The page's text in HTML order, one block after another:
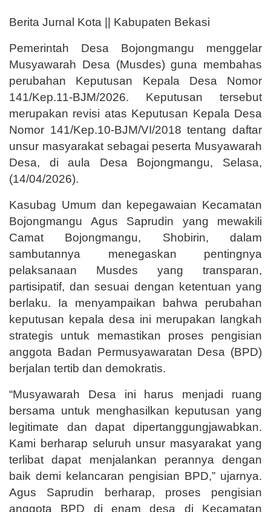
Berita Jurnal Kota || Kabupaten Bekasi
Pemerintah Desa Bojongmangu menggelar
Musyawarah Desa (Musdes) guna membahas
perubahan Keputusan Kepala Desa Nomor
141/Kep.11-BJM/2026. Keputusan tersebut
merupakan revisi atas Keputusan Kepala Desa
Nomor 141/Kep.10-BJM/VI/2018 tentang daftar
unsur masyarakat sebagai peserta Musyawarah
Desa, di aula Desa Bojongmangu, Selasa,
(14/04/2026).
Kasubag Umum dan kepegawaian Kecamatan
Bojongmangu Agus Saprudin yang mewakili
Camat Bojongmangu, Shobirin, dalam
sambutannya menegaskan pentingnya
pelaksanaan Musdes yang transparan,
partisipatif, dan sesuai dengan ketentuan yang
berlaku. Ia menyampaikan bahwa perubahan
keputusan kepala desa ini merupakan langkah
strategis untuk memastikan proses pengisian
anggota Badan Permusyawaratan Desa (BPD)
berjalan tertib dan demokratis.
“Musyawarah Desa ini harus menjadi ruang
bersama untuk menghasilkan keputusan yang
legitimate dan dapat dipertanggungjawabkan.
Kami berharap seluruh unsur masyarakat yang
terlibat dapat menjalankan perannya dengan
baik demi kelancaran pengisian BPD,” ujarnya.
Agus Saprudin berharap, proses pengisian
anggota BPD di enam desa di Kecamatan